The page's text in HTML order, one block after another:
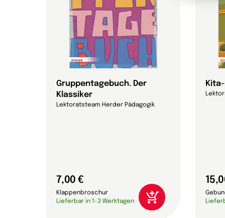
Gruppentagebuch. Der
Klassiker
Lektoratsteam Herder Pädagogik
7,00 €
Klappenbroschur
Lieferbar in 1-3 Werktagen